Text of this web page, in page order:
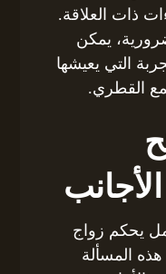
ذات العلاقة.
يمكن
التي يعيشها
القطري.
يحكم زواج
المسألة